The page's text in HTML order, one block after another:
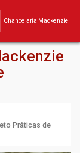
Chancelaria Mackenzie
Práticas de